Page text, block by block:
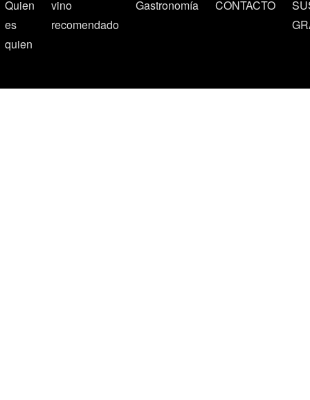
Quien
es
quien
vino
recomendado
Gastronomía CONTACTO